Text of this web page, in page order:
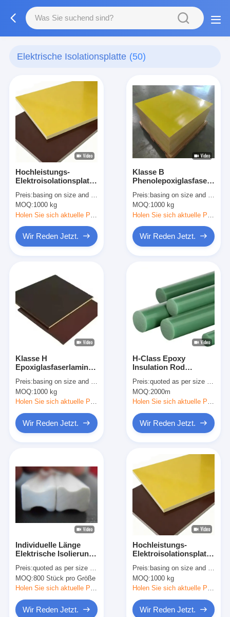
Elektrische Isolationsplatte (50)
Hochleistungs-
Elektroisolationsplatte
Glasfaserlaminat
Preis: basing on size and quantity
MOQ:1000 kg
Wir Reden Jetzt.
Klasse B
Preis: basing on size and quantity
MOQ:1000 kg
Wir Reden Jetzt.
Klasse H
Epoxiglasfaserlaminat
hohem Tg-Wert
Preis: basing on size and quantity
MOQ:1000 kg
Wir Reden Jetzt.
H-Class Epoxy
Insulation Rod
for Electrical
Applications
Preis:quoted as per size and quantity
MOQ:2000m
Wir Reden Jetzt.
Individuelle Länge
Elektrische Isolierung
Injektion Epoxy
Pultruded
Preis:quoted as per size and quantity
MOQ:800 Stück pro Größe
Holen Sie sich aktuelle Preis
Wir Reden Jetzt.
Hochleistungs-
Elektroisolationsplatte
Glasfaserlaminat
Preis: basing on size and quantity
MOQ:1000 kg
Holen Sie sich aktuelle Preis
Wir Reden Jetzt.